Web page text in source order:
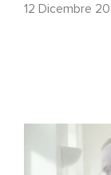
12 Dicembre
Between
who is really